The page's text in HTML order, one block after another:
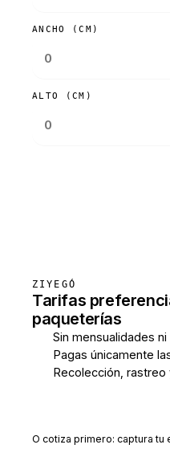
ANCHO (CM)
ALTO (CM)
ZIYEGÓ
Tarifas
paqueterías
Sin mensualidades
Pagas únicamente
Recolección,
O cotiza primero: captura tu